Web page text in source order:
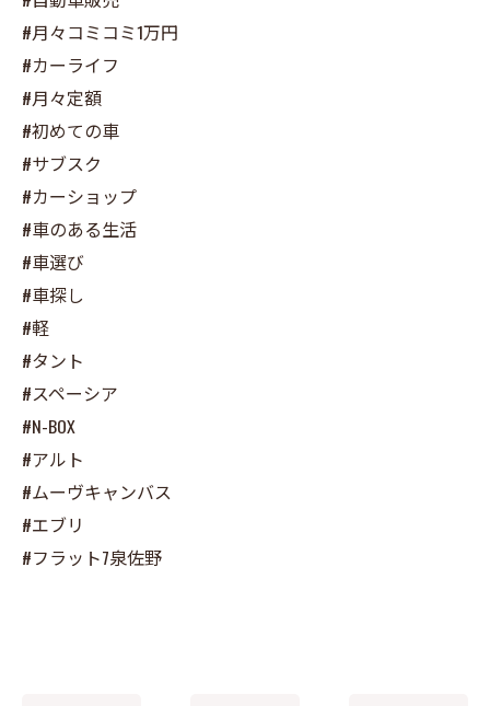
#月々コミコミ1万円
#カーライフ
#月々定額
#初めての車
#サブスク
#カーショップ
#車のある生活
#車選び
#車探し
#軽
#タント
#スペーシア
#N-BOX
#アルト
#ムーヴキャンバス
#エブリ
#フラット7泉佐野